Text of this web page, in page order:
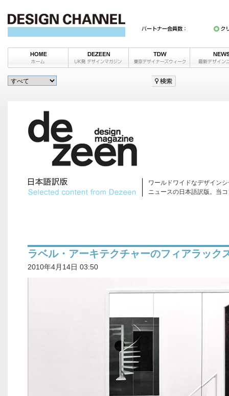
ワールドワイドなデザイン
ニュースの日本語訳版。当
ラベル・アーキテクチャーのフィアラック
2010年4月14日 03:50